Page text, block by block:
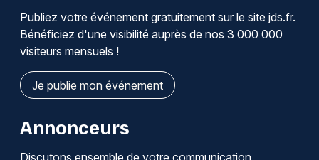
Publiez votre événement gratuitement sur le site jds.fr.
Bénéficiez d'une visibilité auprès de nos 3 000 000
visiteurs mensuels !
Je publie mon événement
Annonceurs